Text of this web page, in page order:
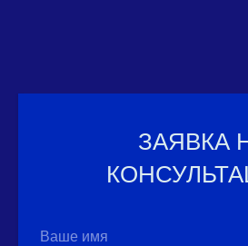
ЗАЯВКА
Ваше имя